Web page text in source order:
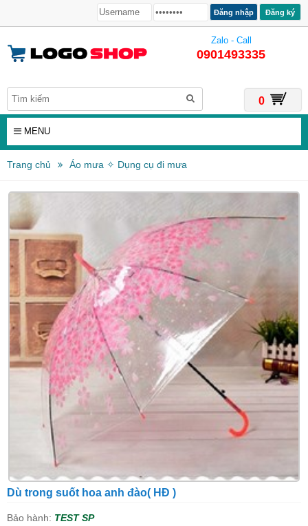
Đăng ký
Zalo - Call
0901493335
0
MENU
Trang chủ Áo mưa ✧ Dụng cụ đi mưa
Dù trong suốt hoa anh đào( HĐ )
Bảo hành: TEST SP